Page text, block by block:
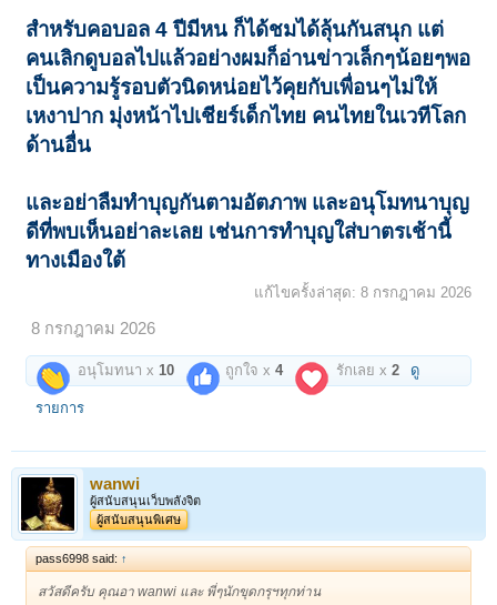
สำหรับคอบอล 4 ปีมีหน ก็ได้ชมได้ลุ้นกันสนุก แต่
คนเลิกดูบอลไปแล้วอย่างผมก็อ่านข่าวเล็กๆน้อยๆพอ
เป็นความรู้รอบตัวนิดหน่อยไว้คุยกับเพื่อนๆไม่ให้
เหงาปาก มุ่งหน้าไปเชียร์เด็กไทย คนไทยในเวทีโลก
ด้านอื่น
และอย่าลืมทำบุญกันตามอัตภาพ และอนุโมทนาบุญ
ดีที่พบเห็นอย่าละเลย เช่นการทำบุญใส่บาตรเช้านี้
ทางเมืองใต้
แก้ไขครั้งล่าสุด: 8 กรกฎาคม 2026
8 กรกฎาคม 2026
อนุโมทนา x10 ถูกใจ x4 รักเลย x2 ดู
รายการ
wanwi
ผู้สนับสนุนเว็บพลังจิต
ผู้สนับสนุนพิเศษ
pass6998 said: ↑
สวัสดีครับ คุณอา wanwi และ พี่ๆนักขุดกรุฯทุกท่าน